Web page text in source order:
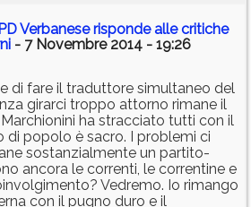
Verbanese risponde alle critiche
- 7 Novembre 2014 - 19:26
di fare il traduttore simultaneo del
girarci troppo attorno rimane il
ha stracciato tutti con il
popolo è sacro. I problemi ci
sostanzialmente un partito-
ancora le correnti, le correntine e
Vedremo. Io rimango
con il pugno duro e il